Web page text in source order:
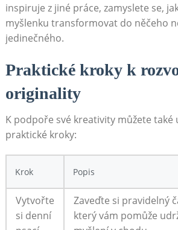
inspiruje z jiné práce, zamyslete se,
myšlenku transformovat do něčeho
jedinečného.
Praktické kroky k
originality
K podpoře své kreativity můžete
praktické kroky:
Krok Popis
Vytvořte
si denní
Zaveďte si pravidelný
který vám pomůže